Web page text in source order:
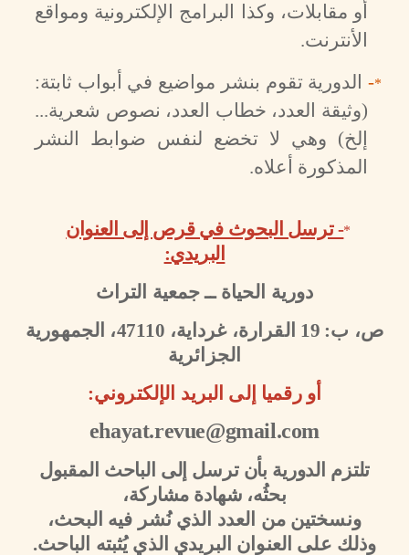
أو مقابلات، وكذا البرامج الإلكترونية ومواقع
الأنترنت.
*
-الدورية تقوم بنشر مواضيع في أبواب ثابتة:
(وثيقة العدد، خطاب العدد، نصوص شعرية...
إلخ) وهي لا تخضع لنفس ضوابط النشر
المذكورة أعلاه.
*- ترسل البحوث في قرص إلى العنوان
البريدي:
دورية الحياة ــ جمعية التراث
ص، ب: 19 القرارة، غرداية، 47110، الجمهورية
الجزائرية
أو رقميا إلى البريد الإلكتروني:
ehayat.revue@gmail.com
تلتزم الدورية بأن ترسل إلى الباحث المقبول
بحثُه، شهادة مشاركة،
ونسختين من العدد الذي نُشر فيه البحث،
وذلك على العنوان البريدي الذي يُثبته الباحث.